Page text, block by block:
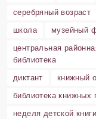
серебряный возраст
школа
музейный
центральная
библиотека
диктант
книжный
библиотека книжных
неделя детской книги